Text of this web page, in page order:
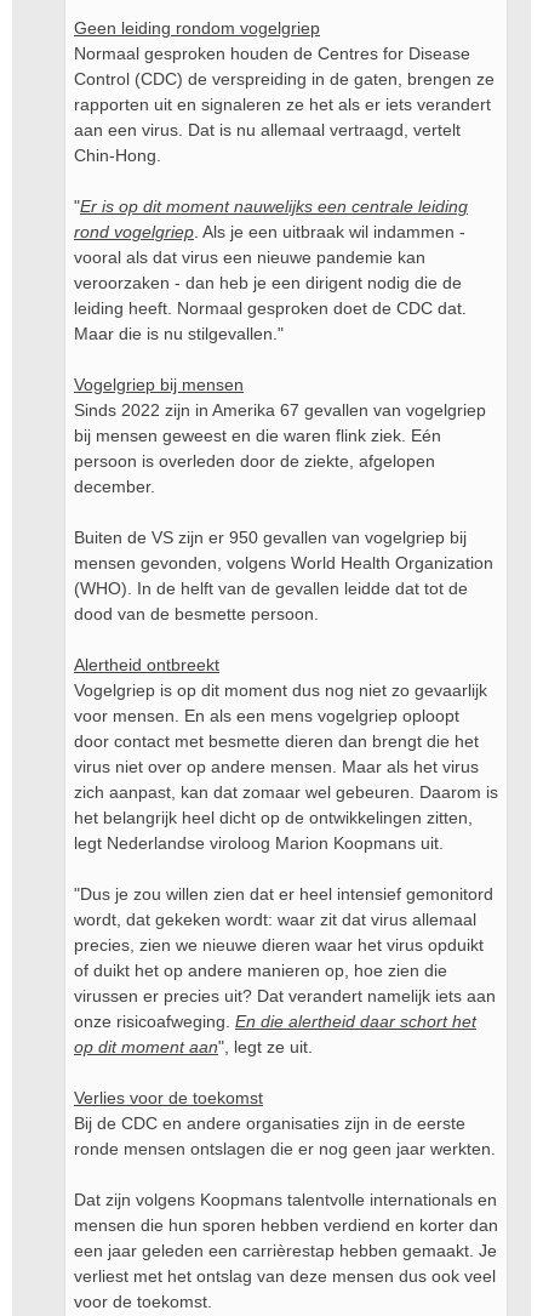
Geen leiding rondom vogelgriep
Normaal gesproken houden de Centres for Disease
Control (CDC) de verspreiding in de gaten, brengen ze
rapporten uit en signaleren ze het als er iets verandert
aan een virus. Dat is nu allemaal vertraagd, vertelt
Chin-Hong.
"Er is op dit moment nauwelijks een centrale leiding
rond vogelgriep . Als je een uitbraak wil indammen -
vooral als dat virus een nieuwe pandemie kan
veroorzaken - dan heb je een dirigent nodig die de
leiding heeft. Normaal gesproken doet de CDC dat.
Maar die is nu stilgevallen."
Vogelgriep bij mensen
Sinds 2022 zijn in Amerika 67 gevallen van vogelgriep
bij mensen geweest en die waren flink ziek. Eén
persoon is overleden door de ziekte, afgelopen
december.
Buiten de VS zijn er 950 gevallen van vogelgriep bij
mensen gevonden, volgens World Health Organization
(WHO). In de helft van de gevallen leidde dat tot de
dood van de besmette persoon.
Alertheid ontbreekt
Vogelgriep is op dit moment dus nog niet zo gevaarlijk
voor mensen. En als een mens vogelgriep oploopt
door contact met besmette dieren dan brengt die het
virus niet over op andere mensen. Maar als het virus
zich aanpast, kan dat zomaar wel gebeuren. Daarom is
het belangrijk heel dicht op de ontwikkelingen zitten,
legt Nederlandse viroloog Marion Koopmans uit.
"Dus je zou willen zien dat er heel intensief gemonitord
wordt, dat gekeken wordt: waar zit dat virus allemaal
precies, zien we nieuwe dieren waar het virus opduikt
of duikt het op andere manieren op, hoe zien die
virussen er precies uit? Dat verandert namelijk iets aan
onze risicoafweging. En die alertheid daar schort het
op dit moment aan", legt ze uit.
Verlies voor de toekomst
Bij de CDC en andere organisaties zijn in de eerste
ronde mensen ontslagen die er nog geen jaar werkten.
Dat zijn volgens Koopmans talentvolle internationals en
mensen die hun sporen hebben verdiend en korter dan
een jaar geleden een carrièrestap hebben gemaakt. Je
verliest met het ontslag van deze mensen dus ook veel
voor de toekomst.